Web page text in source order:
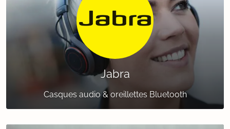
Jabra
Casques audio & oreillettes Bluetooth